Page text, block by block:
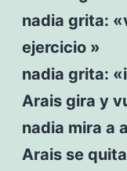
nadia grita:
ejercicio »
nadia grita:
Arais gira y
nadia mira a
Arais se